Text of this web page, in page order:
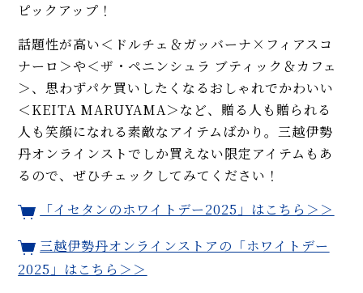
ピックアップ！
話題性が高い＜ドルチェ＆ガッバーナ×フィアスコ
ナーロ＞や＜ザ・ペニンシュラ ブティック＆カフェ
＞、思わずパケ買いしたくなるおしゃれでかわいい
＜KEITA MARUYAMA＞など、贈る人も贈られる
人も笑顔になれる素敵なアイテムばかり。三越伊勢
丹オンラインストでしか買えない限定アイテムもあ
るので、ぜひチェックしてみてください！
「イセタンのホワイトデー2025」はこちら＞＞
三越伊勢丹オンラインストアの「ホワイトデー
2025」はこちら＞＞